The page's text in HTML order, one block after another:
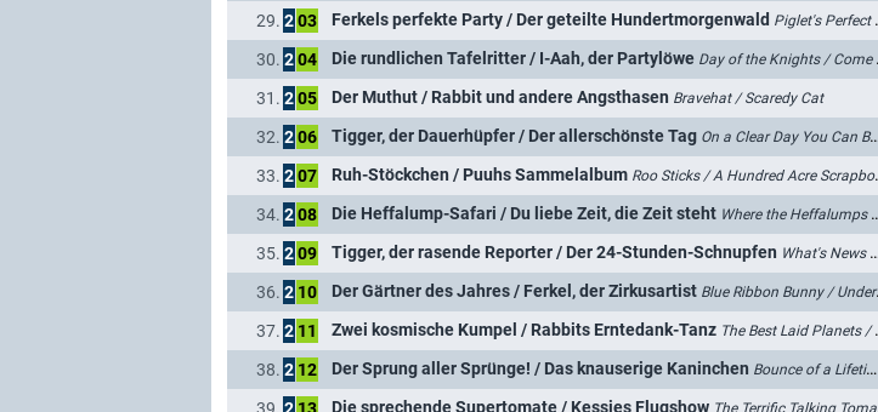
29. 203 Ferkels perfekte Party / Der geteilte Hundertmorgenwald Piglet's Perfect Party / A Wood Divided
30. 204 Die rundlichen Tafelritter / I-Aah, der Partylöwe Day of the Knights / Come as Eeyore
31. 205 Der Muthut / Rabbit und andere Angsthasen Bravehat / Scaredy Cat
32. 206 Tigger, der Dauerhüpfer / Der allerschönste Tag On a Clear Day You Can Bounce Forever / The Best Day Ever
33. 207 Ruh-Stöckchen / Puuhs Sammelalbum Roo Sticks / A Hundred Acre Scrapbook
34. 208 Die Heffalump-Safari / Du liebe Zeit, die Zeit steht Where the Heffalumps Roam / And a Good Time Was Had By All
35. 209 Tigger, der rasende Reporter / Der 24-Stunden-Schnupfen What's News Tigger Cat? / Pooh's 24 Hour Bug
36. 2 10 Der Gärtner des Jahres / Ferkel, der Zirkusartist Blue Ribbon Bunny / Under The Pig Top
37. 2 11 Zwei kosmische Kumpel / Rabbits Erntedank-Tanz The Best Laid Planets / Happy Harvest Hare
38. 2 12 Der Sprung aller Sprünge! / Das knauserige Kaninchen Bounce of a Lifetime / Hare and Share Alike
Die sprechende Supertomate / Kessies Flugshow